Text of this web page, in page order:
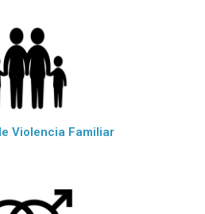
Violencia Familiar